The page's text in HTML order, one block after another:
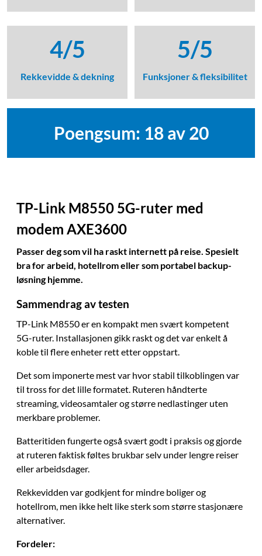
4/5
Rekkevidde & dekning
5/5
Funksjoner & fleksibilitet
Poengsum: 18 av 20
TP-Link M8550 5G-ruter med
modem AXE3600
Passer deg som vil ha raskt internett på reise. Spesielt
bra for arbeid, hotellrom eller som portabel backup-
løsning hjemme.
Sammendrag av testen
TP-Link M8550 er en kompakt men svært kompetent
5G-ruter. Installasjonen gikk raskt og det var enkelt å
koble til flere enheter rett etter oppstart.
Det som imponerte mest var hvor stabil tilkoblingen var
til tross for det lille formatet. Ruteren håndterte
streaming, videosamtaler og større nedlastinger uten
merkbare problemer.
Batteritiden fungerte også svært godt i praksis og gjorde
at ruteren faktisk føltes brukbar selv under lengre reiser
eller arbeidsdager.
Rekkevidden var godkjent for mindre boliger og
hotellrom, men ikke helt like sterk som større stasjonære
alternativer.
Fordeler: